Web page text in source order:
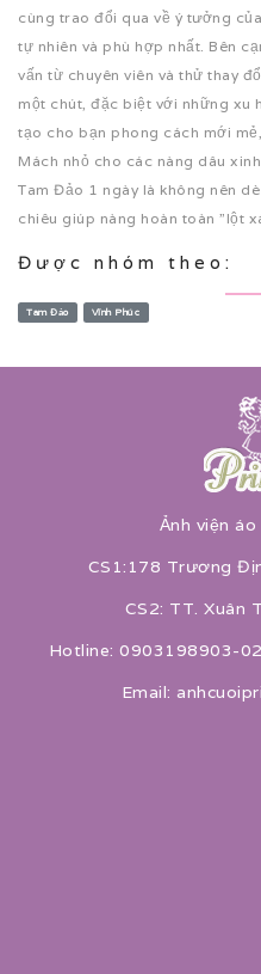
cùng trao đổi qua về ý tưởng
tự nhiên và phù hợp nhất. Bên
vấn từ chuyên viên và thử thay
một chút, đặc biệt với những xu
tạo cho bạn phong cách mới
Mách nhỏ cho các nàng dâu
Tam Đảo 1 ngày là không nên
chiêu giúp nàng hoàn toàn ”lột
Được nhóm theo:
Tam Đảo Vĩnh Phúc
Ảnh viện
CS1:178 Trương
CS2: TT. Xuân
Hotline: 0903198903-
Email: